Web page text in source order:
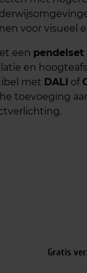
voor visueel
een pendelset
en
met DALI of
toevoeging
Gratis